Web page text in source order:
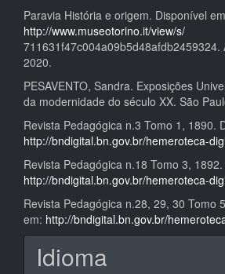
Paravia História e origem. Disponível
http://www.museotorino.it/view/s/
711631f47c004a09b5d48afdb2459324.
2020.
PESAVENTO, Sandra. Exposições
da modernidade do século XX. São
Revista Pedagógica n.3 Tomo 1, 1890.
http://bndigital.bn.gov.br/hemeroteca-
Revista Pedagógica n.18 Tomo 3,
http://bndigital.bn.gov.br/hemeroteca-
Revista Pedagógica n.28, 29, 30 Tomo
em: http://bndigital.bn.gov.br/
Idioma